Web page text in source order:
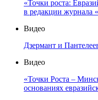
«Точки роста:
в редакции журнала
Видео
Дзермант и
Видео
«Точки Роста –
основаниях